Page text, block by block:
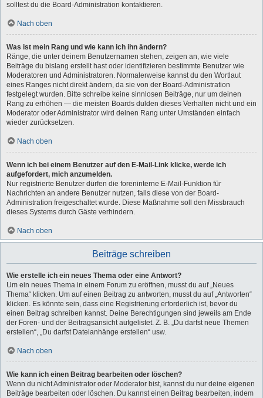
solltest du die Board-Administration kontaktieren.
Nach oben
Was ist mein Rang und wie kann ich ihn ändern?
Ränge, die unter deinem Benutzernamen stehen, zeigen an, wie viele
Beiträge du bislang erstellt hast oder identifizieren bestimmte Benutzer wie
Moderatoren und Administratoren. Normalerweise kannst du den Wortlaut
eines Ranges nicht direkt ändern, da sie von der Board-Administration
festgelegt wurden. Bitte schreibe keine sinnlosen Beiträge, nur um deinen
Rang zu erhöhen — die meisten Boards dulden dieses Verhalten nicht und ein
Moderator oder Administrator wird deinen Rang unter Umständen einfach
wieder zurücksetzen.
Nach oben
Wenn ich bei einem Benutzer auf den E-Mail-Link klicke, werde ich
aufgefordert, mich anzumelden.
Nur registrierte Benutzer dürfen die foreninterne E-Mail-Funktion für
Nachrichten an andere Benutzer nutzen, falls diese von der Board-
Administration freigeschaltet wurde. Diese Maßnahme soll den Missbrauch
dieses Systems durch Gäste verhindern.
Nach oben
Beiträge schreiben
Wie erstelle ich ein neues Thema oder eine Antwort?
Um ein neues Thema in einem Forum zu eröffnen, musst du auf „Neues
Thema“ klicken. Um auf einen Beitrag zu antworten, musst du auf „Antworten“
klicken. Es könnte sein, dass eine Registrierung erforderlich ist, bevor du
einen Beitrag schreiben kannst. Deine Berechtigungen sind jeweils am Ende
der Foren- und der Beitragsansicht aufgelistet. Z. B. „Du darfst neue Themen
erstellen“, „Du darfst Dateianhänge erstellen“ usw.
Nach oben
Wie kann ich einen Beitrag bearbeiten oder löschen?
Wenn du nicht Administrator oder Moderator bist, kannst du nur deine eigenen
Beiträge bearbeiten oder löschen. Du kannst einen Beitrag bearbeiten, indem